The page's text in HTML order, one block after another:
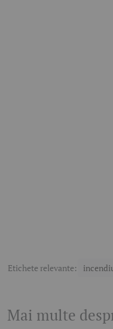
Etichete relevante:
Mai multe